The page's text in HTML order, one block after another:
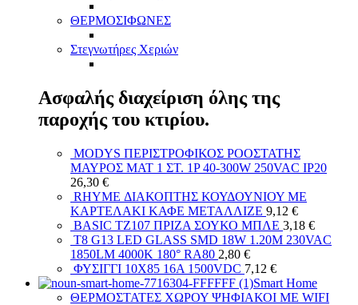
ΘΕΡΜΟΣΙΦΩΝΕΣ
Στεγνωτήρες Χεριών
Ασφαλής διαχείριση όλης της
παροχής του κτιρίου.
MODYS ΠΕΡΙΣΤΡΟΦΙΚΟΣ ΡΟΟΣΤΑΤΗΣ
ΜΑΥΡΟΣ ΜΑΤ 1 ΣΤ. 1P 40-300W 250VAC IP20
26,30 €
RHYME ΔΙΑΚΟΠΤΗΣ ΚΟΥΔΟΥΝΙΟΥ ΜΕ
ΚΑΡΤΕΛΑΚΙ ΚΑΦΕ ΜΕΤΑΛΛΙΖΕ 9,12 €
BASIC TZ107 ΠΡΙΖΑ ΣΟΥΚΟ ΜΠΛΕ 3,18 €
T8 G13 LED GLASS SMD 18W 1.20M 230VAC
1850LM 4000K 180° RA80 2,80 €
ΦΥΣΙΓΓΙ 10X85 16A 1500VDC 7,12 €
Smart Home
ΘΕΡΜΟΣΤΑΤΕΣ ΧΩΡΟΥ ΨΗΦΙΑΚΟΙ ΜΕ WIFI